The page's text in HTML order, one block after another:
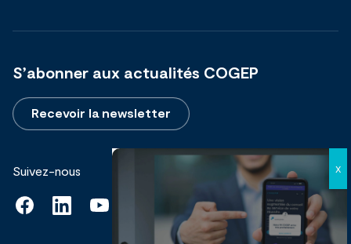
S’abonner aux actualités COGEP
Recevoir la newsletter
Suivez-nous